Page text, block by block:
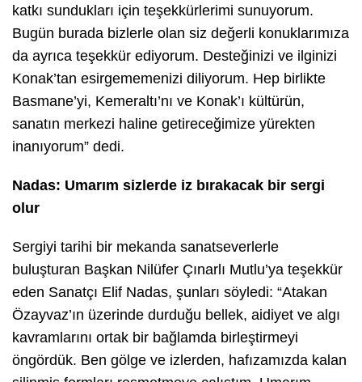
katkı sundukları için teşekkürlerimi sunuyorum.
Bugün burada bizlerle olan siz değerli konuklarımıza
da ayrıca teşekkür ediyorum. Desteğinizi ve ilginizi
Konak’tan esirgememenizi diliyorum. Hep birlikte
Basmane’yi, Kemeraltı’nı ve Konak’ı kültürün,
sanatın merkezi haline getireceğimize yürekten
inanıyorum” dedi.
Nadas: Umarım sizlerde iz bırakacak bir sergi
olur
Sergiyi tarihi bir mekanda sanatseverlerle
buluşturan Başkan Nilüfer Çınarlı Mutlu’ya teşekkür
eden Sanatçı Elif Nadas, şunları söyledi: “Atakan
Özayvaz’ın üzerinde durduğu bellek, aidiyet ve algı
kavramlarını ortak bir bağlamda birleştirmeyi
öngördük. Ben gölge ve izlerden, hafızamızda kalan